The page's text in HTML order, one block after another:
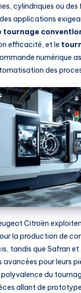
cylindriques ou
applications
tournage
efficacité, et le
numérique
des
Citroën
la production de
tandis que Safran et
avancées pour leurs
polyvalence du
allant de